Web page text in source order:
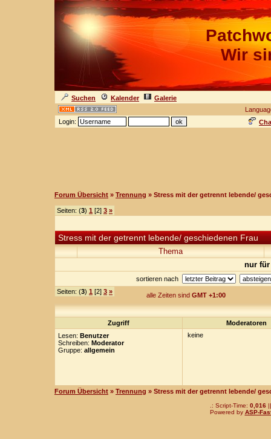
Wir
Suchen Kalender
Galerie
Login:
Forum Übersicht » Trennung » Stress mit der getrennt lebende/
Seiten: (3) 1 [2] 3 »
Stress mit der getrennt lebende/ geschiedenen Frau
Thema
nur für
sortieren nach
Seiten: (3) 1 [2] 3 » alle Zeiten sind GMT +1:00
Zugriff
Moderatoren
Lesen: Benutzer
Schreiben: Moderator
Gruppe: allgemein
keine
Forum Übersicht » Trennung » Stress mit der getrennt lebende/
.: Script-Time: 0,016||
Powered by ASP-